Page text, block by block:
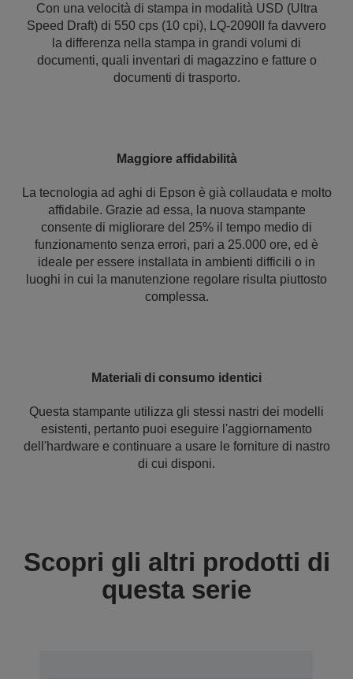
Con una velocità di stampa in modalità USD (Ultra
Speed Draft) di 550 cps (10 cpi), LQ-2090II fa davvero
la differenza nella stampa in grandi volumi di
documenti, quali inventari di magazzino e fatture o
documenti di trasporto.
Maggiore affidabilità
La tecnologia ad aghi di Epson è già collaudata e molto
affidabile. Grazie ad essa, la nuova stampante
consente di migliorare del 25% il tempo medio di
funzionamento senza errori, pari a 25.000 ore, ed è
ideale per essere installata in ambienti difficili o in
luoghi in cui la manutenzione regolare risulta piuttosto
complessa.
Materiali di consumo identici
Questa stampante utilizza gli stessi nastri dei modelli
esistenti, pertanto puoi eseguire l'aggiornamento
dell'hardware e continuare a usare le forniture di nastro
di cui disponi.
Scopri gli altri prodotti di
questa serie